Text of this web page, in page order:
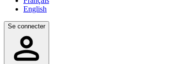
English
Se connecter